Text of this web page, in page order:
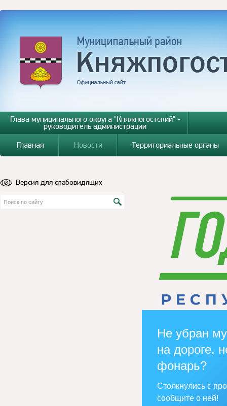
Глава муниципального округа "Княжпогостский" -
руководитель администрации
Главная
Новости Территориальные органы
Версия для слабовидящих
Не убран
на дороге,
фонарь?
Столкнулись с
сообщите о ней!